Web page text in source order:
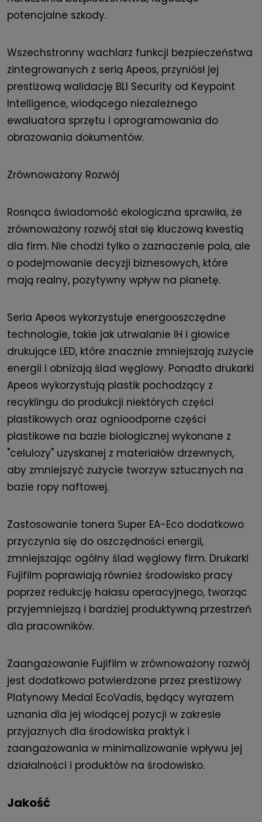
potencjalne szkody.
Wszechstronny wachlarz funkcji bezpieczeństwa
zintegrowanych z serią Apeos, przyniósł jej
prestiżową walidację BLI Security od Keypoint
Intelligence, wiodącego niezależnego
ewaluatora sprzętu i oprogramowania do
obrazowania dokumentów.
Zrównoważony Rozwój
Rosnąca świadomość ekologiczna sprawiła, że
zrównoważony rozwój stał się kluczową kwestią
dla firm. Nie chodzi tylko o zaznaczenie pola, ale
o podejmowanie decyzji biznesowych, które
mają realny, pozytywny wpływ na planetę.
Seria Apeos wykorzystuje energooszczędne
technologie, takie jak utrwalanie IH i głowice
drukujące LED, które znacznie zmniejszają zużycie
energii i obniżają ślad węglowy. Ponadto drukarki
Apeos wykorzystują plastik pochodzący z
recyklingu do produkcji niektórych części
plastikowych oraz ognioodporne części
plastikowe na bazie biologicznej wykonane z
"celulozy" uzyskanej z materiałów drzewnych,
aby zmniejszyć zużycie tworzyw sztucznych na
bazie ropy naftowej.
Zastosowanie tonera Super EA-Eco dodatkowo
przyczynia się do oszczędności energii,
zmniejszając ogólny ślad węglowy firm. Drukarki
Fujifilm poprawiają również środowisko pracy
poprzez redukcję hałasu operacyjnego, tworząc
przyjemniejszą i bardziej produktywną przestrzeń
dla pracowników.
Zaangażowanie Fujifilm w zrównoważony rozwój
jest dodatkowo potwierdzone przez prestiżowy
Platynowy Medal EcoVadis, będący wyrazem
uznania dla jej wiodącej pozycji w zakresie
przyjaznych dla środowiska praktyk i
zaangażowania w minimalizowanie wpływu jej
działalności i produktów na środowisko.
Jakość